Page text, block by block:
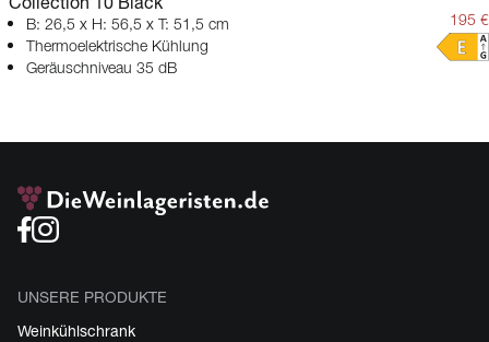
B: 26,5 x H: 56,5 x T: 51,5 cm
Thermoelektrische Kühlung
Geräuschniveau 35 dB
195 €
UNSERE PRODUKTE
Weinkühlschrank